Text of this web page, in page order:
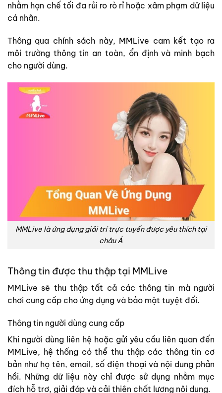
nhằm hạn chế tối đa rủi ro rò rỉ hoặc xâm phạm dữ liệu
cá nhân.
Thông qua chính sách này, MMLive cam kết tạo ra
môi trường thông tin an toàn, ổn định và minh bạch
cho người dùng.
MMLive là ứng dụng giải trí trực tuyến được yêu thích tại
châu Á
Thông tin được thu thập tại MMLive
MMLive sẽ thu thập tất cả các thông tin mà người
chơi cung cấp cho ứng dụng và bảo mật tuyệt đối.
Thông tin người dùng cung cấp
Khi người dùng liên hệ hoặc gửi yêu cầu liên quan đến
MMLive, hệ thống có thể thu thập các thông tin cơ
bản như họ tên, email, số điện thoại và nội dung phản
hồi. Những dữ liệu này chỉ được sử dụng nhằm mục
đích hỗ trợ, giải đáp và cải thiện chất lượng nội dung.